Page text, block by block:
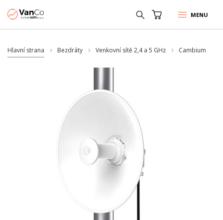
MENU
Hlavní strana Bezdráty Venkovní sítě 2,4 a 5 GHz Cambium